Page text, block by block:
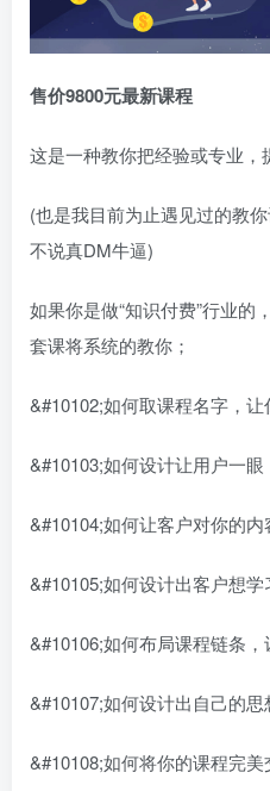
售价9800元最新课程
这是一种教你把经验或专业，
(也是我目前为止遇见过的教
不说真DM牛逼)
如果你是做“知识付费”行业的
套课将系统的教你；
&#10102;如何取课程名字，
&#10103;如何设计让用户一
&#10104;如何让客户对你的
&#10105;如何设计出客户想
&#10106;如何布局课程链条
&#10107;如何设计出自己的
&#10108;如何将你的课程完